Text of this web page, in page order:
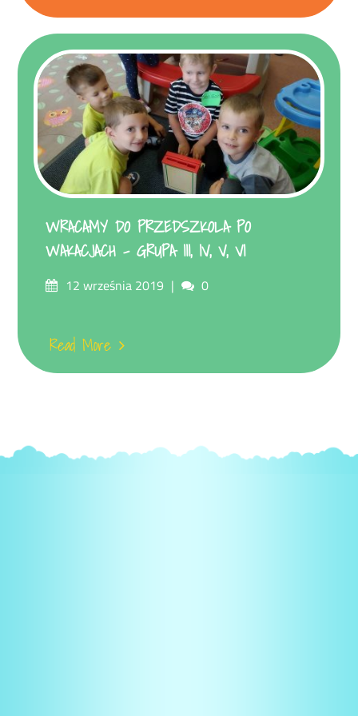
WRACAMY DO PRZEDSZKOLA PO
WAKACJACH – GRUPA III, IV, V, VI
Posted12 września 2019 Comments
0
Read More